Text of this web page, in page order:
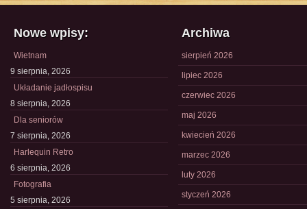
Nowe wpisy:
Wietnam
9 sierpnia, 2026
Układanie jadłospisu
8 sierpnia, 2026
Dla seniorów
7 sierpnia, 2026
Harlequin Retro
6 sierpnia, 2026
Fotografia
5 sierpnia, 2026
Archiwa
sierpień 2026
lipiec 2026
czerwiec 2026
maj 2026
kwiecień 2026
marzec 2026
luty 2026
styczeń 2026